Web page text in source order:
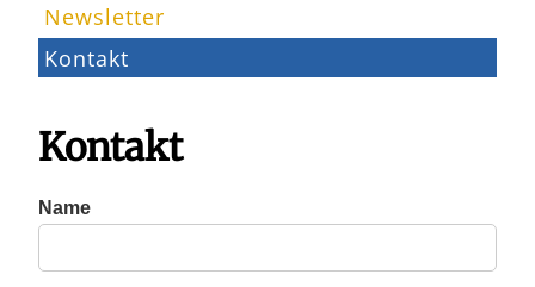
Newsletter
Kontakt
Kontakt
Name